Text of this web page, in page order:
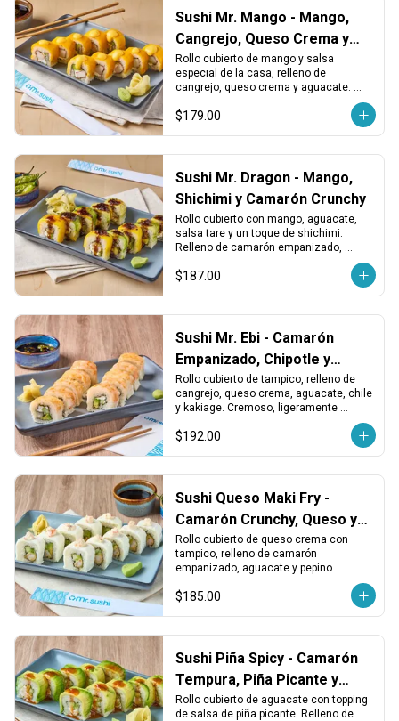
Sushi Mr. Mango - Mango,
Cangrejo, Queso Crema y
Aguacate
Rollo cubierto de mango y salsa
especial de la casa, relleno de
cangrejo, queso crema y aguacate.
Dulce, cremoso y con un toque tropical.
$179.00
Sushi Mr. Dragon - Mango,
Shichimi y Camarón Crunchy
Rollo cubierto con mango, aguacate,
salsa tare y un toque de shichimi.
Relleno de camarón empanizado,
picante y crujiente.
$187.00
Sushi Mr. Ebi - Camarón
Empanizado, Chipotle y
Queso
Rollo cubierto de tampico, relleno de
cangrejo, queso crema, aguacate, chile
y kakiage. Cremoso, ligeramente
$192.00
Sushi Queso Maki Fry -
Camarón Crunchy, Queso y
Tampico
Rollo cubierto de queso crema con
tampico, relleno de camarón
empanizado, aguacate y pepino.
equilibrado.
$185.00
Sushi Piña Spicy - Camarón
Tempura, Piña Picante y
Queso
Rollo cubierto de aguacate con topping
de salsa de piña picante. Relleno de